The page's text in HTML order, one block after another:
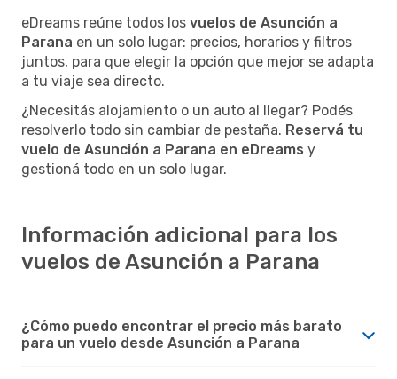
eDreams reúne todos los vuelos de Asunción a
Parana en un solo lugar: precios, horarios y filtros
juntos, para que elegir la opción que mejor se adapta
a tu viaje sea directo.
¿Necesitás alojamiento o un auto al llegar? Podés
resolverlo todo sin cambiar de pestaña. Reservá tu
vuelo de Asunción a Parana en eDreams y
gestioná todo en un solo lugar.
Información adicional para los
vuelos de Asunción a Parana
¿Cómo puedo encontrar el precio más barato
para un vuelo desde Asunción a Parana